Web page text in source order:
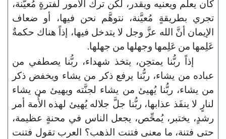
كان يعلم ويعنيه ويقدر، لكن ترك الأمور لفترةٍ مُعيَّنة،
تجري بطريقةٍ مُعيَّنة، نتوهَّم نحن فيها، أو ضعاف
الإيمان أنَّ الله عزَّ وجل لا يتدخل فيها، إذاً هناك حكمةٌ
عَلِمها من عَلِمها وجهلها من جهلها.
إذاً ربُّنا يمتحِن، يتخذ شهداء، ربُّنا يصطفي من
عباده من يشاء، ربُّنا يرفع ذكر من يشاء ويخفض ذكر
من يشاء، ربُّنا يُهيئ من يشاء لجنَّته ويهيئ من يشاء
لنارٍ لا ينفَذ عذابها، ربُّنا جلَّ جلاله يُهيئ لهذه الأُمة أمر
رشدٍ، يختبر، يُمحِّص، يجعل الناس في محنةٍ عظيمة،
حتى فتنة، ما معنى فتنت الذهب؟ العرب تقول فتنت